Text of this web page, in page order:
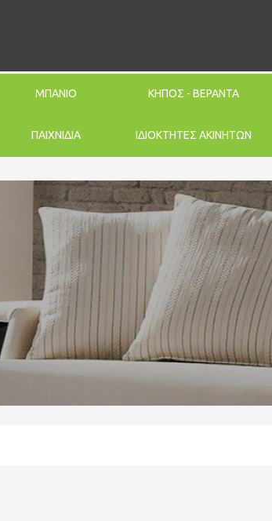
ΜΠΑΝΙΟ ΚΗΠΟΣ - ΒΕΡΑΝΤΑ
ΠΑΙΧΝΙΔΙΑ ΙΔΙΟΚΤΗΤΕΣ ΑΚΙΝΗΤΩΝ